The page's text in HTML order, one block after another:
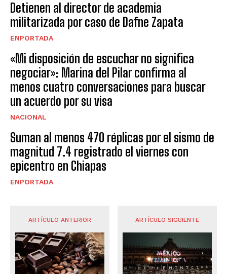
Detienen al director de academia
militarizada por caso de Dafne Zapata
ENPORTADA
«Mi disposición de escuchar no significa
negociar»: Marina del Pilar confirma al
menos cuatro conversaciones para buscar
un acuerdo por su visa
NACIONAL
Suman al menos 470 réplicas por el sismo de
magnitud 7.4 registrado el viernes con
epicentro en Chiapas
ENPORTADA
ARTÍCULO ANTERIOR ARTÍCULO SIGUIENTE